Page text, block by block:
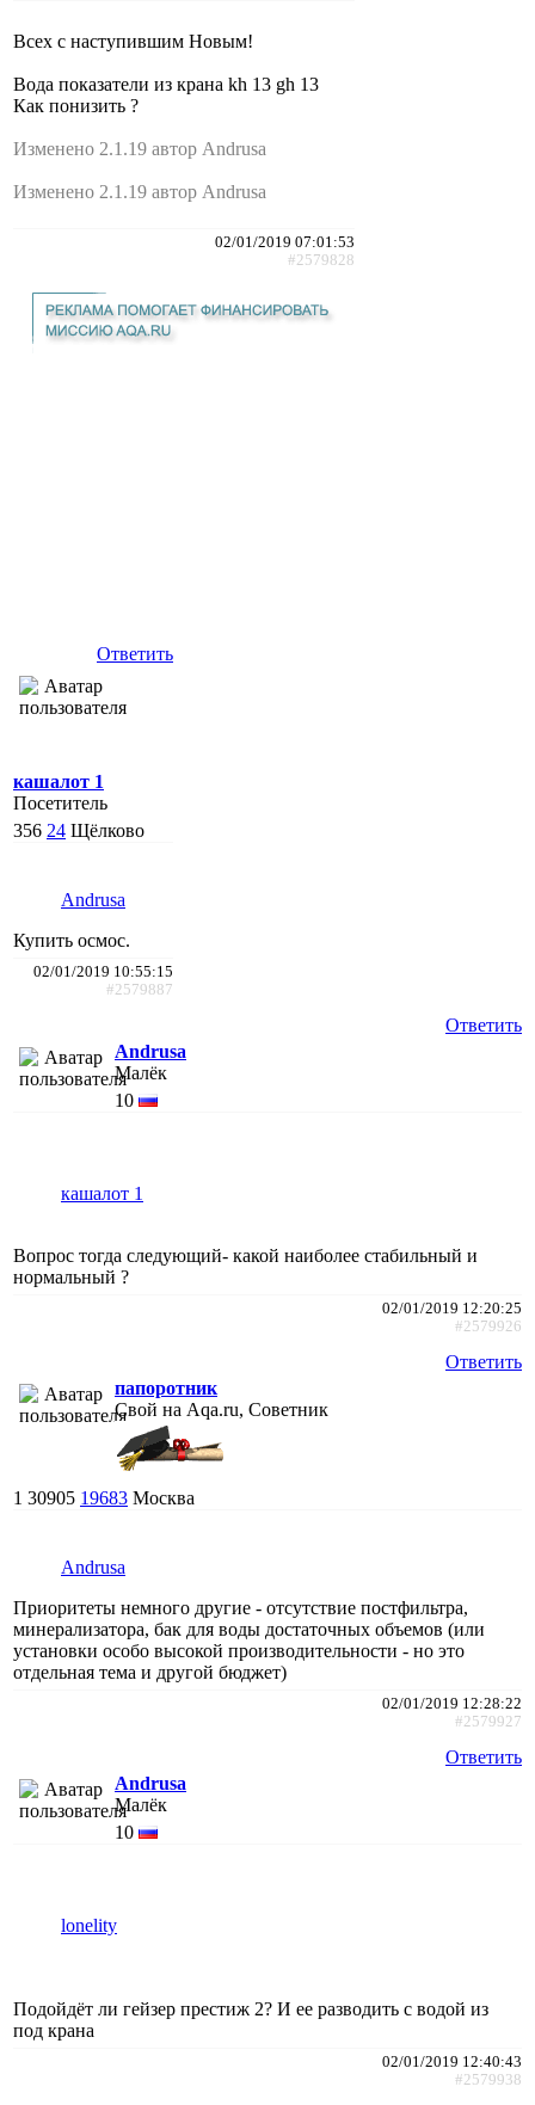
Всех с наступившим Новым!
Вода показатели из крана kh 13 gh 13
Как понизить ?
Изменено 2.1.19 автор Andrusa
Изменено 2.1.19 автор Andrusa
02/01/2019 07:01:53
#2579828
Ответить
кашалот 1
Посетитель
356 24 Щёлково
Andrusa
Купить осмос.
02/01/2019 10:55:15
#2579887
Ответить
Andrusa
Малёк
10
кашалот 1
Вопрос тогда следующий- какой наиболее стабильный и
нормальный ?
02/01/2019 12:20:25
#2579926
Ответить
папоротник
Свой на Aqa.ru, Советник
1 30905 19683 Москва
Andrusa
Приоритеты немного другие - отсутствие постфильтра,
минерализатора, бак для воды достаточных объемов (или
установки особо высокой производительности - но это
отдельная тема и другой бюджет)
02/01/2019 12:28:22
#2579927
Ответить
Andrusa
Малёк
10
lonelity
Подойдёт ли гейзер престиж 2? И ее разводить с водой из
под крана
02/01/2019 12:40:43
#2579938